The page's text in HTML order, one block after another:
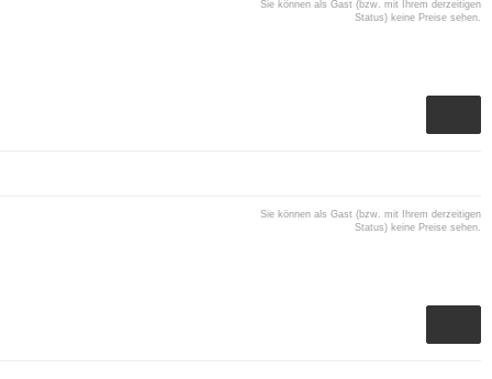
Sie können als Gast (bzw. mit Ihrem derzeitigen
Status) keine Preise sehen.
Sie können als Gast (bzw. mit Ihrem derzeitigen
Status) keine Preise sehen.